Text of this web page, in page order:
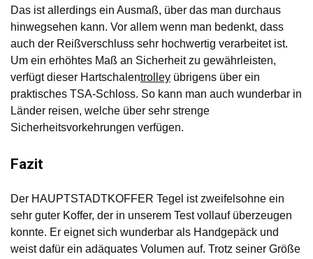
Das ist allerdings ein Ausmaß, über das man durchaus
hinwegsehen kann. Vor allem wenn man bedenkt, dass
auch der Reißverschluss sehr hochwertig verarbeitet ist.
Um ein erhöhtes Maß an Sicherheit zu gewährleisten,
verfügt dieser Hartschalentrolley übrigens über ein
praktisches TSA-Schloss. So kann man auch wunderbar in
Länder reisen, welche über sehr strenge
Sicherheitsvorkehrungen verfügen.
Fazit
Der HAUPTSTADTKOFFER Tegel ist zweifelsohne ein
sehr guter Koffer, der in unserem Test vollauf überzeugen
konnte. Er eignet sich wunderbar als Handgepäck und
weist dafür ein adäquates Volumen auf. Trotz seiner Größe